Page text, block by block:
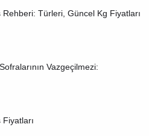
Türleri, Güncel Kg Fiyatları
Vazgeçilmezi: